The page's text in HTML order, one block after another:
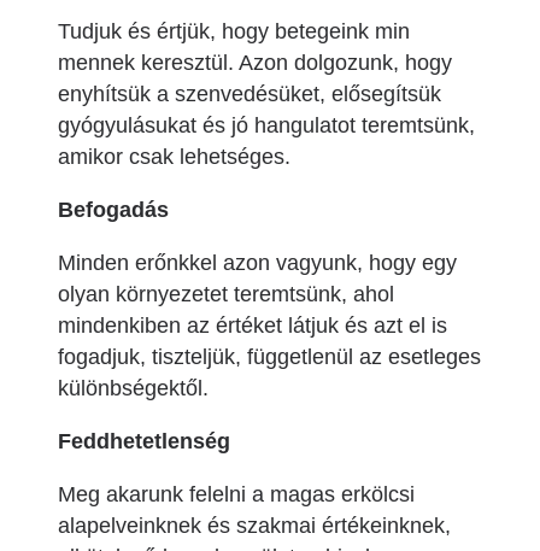
Tudjuk és értjük, hogy betegeink min
mennek keresztül. Azon dolgozunk, hogy
enyhítsük a szenvedésüket, elősegítsük
gyógyulásukat és jó hangulatot teremtsünk,
amikor csak lehetséges.
Befogadás
Minden erőnkkel azon vagyunk, hogy egy
olyan környezetet teremtsünk, ahol
mindenkiben az értéket látjuk és azt el is
fogadjuk, tiszteljük, függetlenül az esetleges
különbségektől.
Feddhetetlenség
Meg akarunk felelni a magas erkölcsi
alapelveinknek és szakmai értékeinknek,